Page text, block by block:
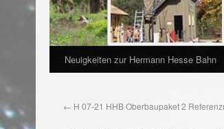
Neuigkeiten zur Hermann Hesse Bahn
← H 07-21 HHB Oberbaupaket 2